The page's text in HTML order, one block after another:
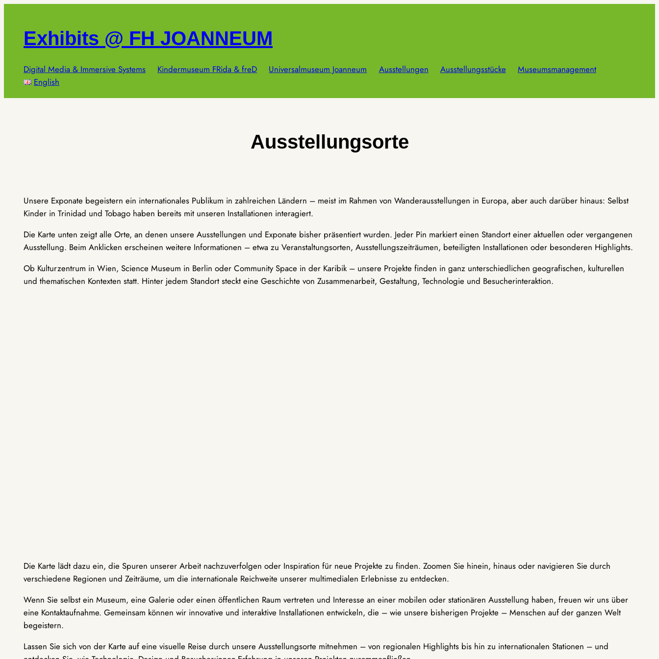
springenExhibits @ FH JOANNEUM
Digital Media & Immersive Systems Kindermuseum FRida & freD Universalmuseum Joanneum Ausstellungen Ausstellungsstücke
Museumsmanagement
English
Ausstellungsorte
Unsere Exponate begeistern ein internationales Publikum in zahlreichen Ländern – meist im Rahmen von Wanderausstellungen in Europa, aber auch darüber hinaus: Selbst
Kinder in Trinidad und Tobago haben bereits mit unseren Installationen interagiert.
Die Karte unten zeigt alle Orte, an denen unsere Ausstellungen und Exponate bisher präsentiert wurden. Jeder Pin markiert einen Standort einer aktuellen oder vergangenen
Ausstellung. Beim Anklicken erscheinen weitere Informationen – etwa zu Veranstaltungsorten, Ausstellungszeiträumen, beteiligten Installationen oder besonderen Highlights.
Ob Kulturzentrum in Wien, Science Museum in Berlin oder Community Space in der Karibik – unsere Projekte finden in ganz unterschiedlichen geografischen, kulturellen
und thematischen Kontexten statt. Hinter jedem Standort steckt eine Geschichte von Zusammenarbeit, Gestaltung, Technologie und Besucherinteraktion.
Die Karte lädt dazu ein, die Spuren unserer Arbeit nachzuverfolgen oder Inspiration für neue Projekte zu finden. Zoomen Sie hinein, hinaus oder navigieren Sie durch
verschiedene Regionen und Zeiträume, um die internationale Reichweite unserer multimedialen Erlebnisse zu entdecken.
Wenn Sie selbst ein Museum, eine Galerie oder einen öffentlichen Raum vertreten und Interesse an einer mobilen oder stationären Ausstellung haben, freuen wir uns über
eine Kontaktaufnahme. Gemeinsam können wir innovative und interaktive Installationen entwickeln, die – wie unsere bisherigen Projekte – Menschen auf der ganzen Welt
begeistern.
Lassen Sie sich von der Karte auf eine visuelle Reise durch unsere Ausstellungsorte mitnehmen – von regionalen Highlights bis hin zu internationalen Stationen – und